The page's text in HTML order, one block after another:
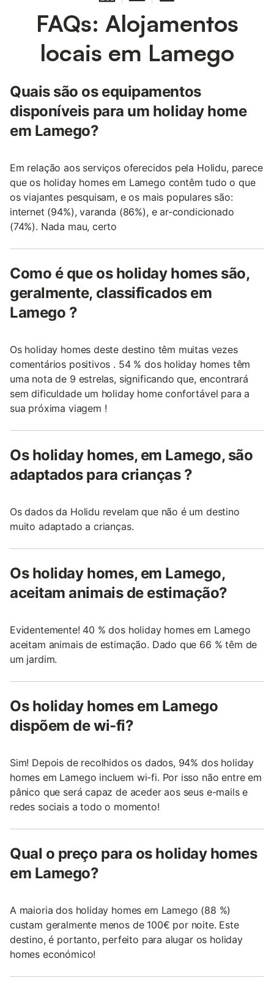
FAQs: Alojamentos
locais em Lamego
Quais são os equipamentos
disponíveis para um holiday home
em Lamego?
Em relação aos serviços oferecidos pela Holidu, parece
que os holiday homes em Lamego contêm tudo o que
os viajantes pesquisam, e os mais populares são:
internet (94%), varanda (86%), e ar-condicionado
(74%). Nada mau, certo
Como é que os holiday homes são,
geralmente, classificados em
Lamego ?
Os holiday homes deste destino têm muitas vezes
comentários positivos . 54 % dos holiday homes têm
uma nota de 9 estrelas, significando que, encontrará
sem dificuldade um holiday home confortável para a
sua próxima viagem !
Os holiday homes, em Lamego, são
adaptados para crianças ?
Os dados da Holidu revelam que não é um destino
muito adaptado a crianças.
Os holiday homes, em Lamego,
aceitam animais de estimação?
Evidentemente! 40 % dos holiday homes em Lamego
aceitam animais de estimação. Dado que 66 % têm de
um jardim.
Os holiday homes em Lamego
dispõem de wi-fi?
Sim! Depois de recolhidos os dados, 94% dos holiday
homes em Lamego incluem wi-fi. Por isso não entre em
pânico que será capaz de aceder aos seus e-mails e
redes sociais a todo o momento!
Qual o preço para os holiday homes
em Lamego?
A maioria dos holiday homes em Lamego (88 %)
custam geralmente menos de 100€ por noite. Este
destino, é portanto, perfeito para alugar os holiday
homes económico!